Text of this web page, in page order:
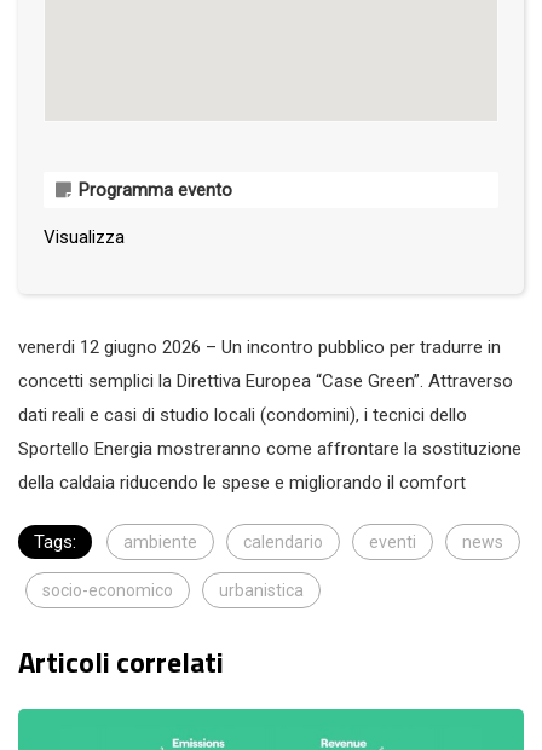
Programma evento
Visualizza
venerdi 12 giugno 2026 – Un incontro pubblico per tradurre in
concetti semplici la Direttiva Europea “Case Green”. Attraverso
dati reali e casi di studio locali (condomini), i tecnici dello
Sportello Energia mostreranno come affrontare la sostituzione
della caldaia riducendo le spese e migliorando il comfort
Tags: ambiente calendario eventi news
socio-economico urbanistica
Articoli correlati